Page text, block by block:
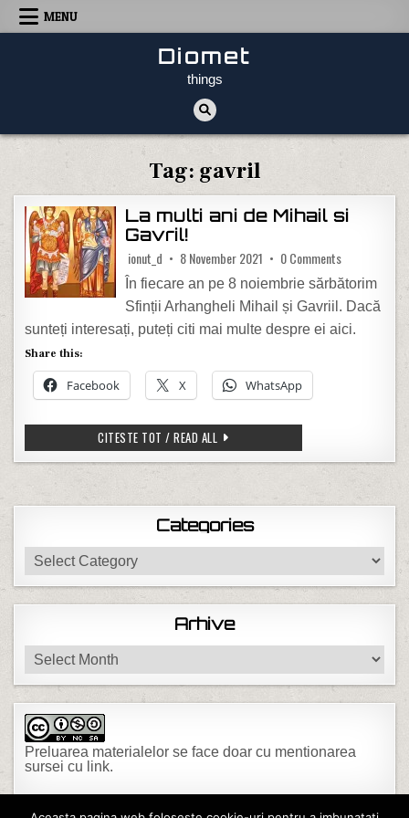
Skip to content
MENU
Diomet
things
Tag: gavril
La multi ani de Mihail si
Gavril!
ionut_d 8 November 2021 0 Commentson La multi
În fiecare an pe 8 noiembrie sărbătorim
Sfinții Arhangheli Mihail și Gavriil. Dacă
sunteți interesați, puteți citi mai multe despre ei aici.
Share this:
Facebook X WhatsApp
CITESTE TOT / READ ALL LA MULTI ANI DE MIHAIL SI GAVRIL!
Categories
Categories
Arhive
Arhive
Preluarea materialelor se face doar cu mentionarea
sursei cu link.